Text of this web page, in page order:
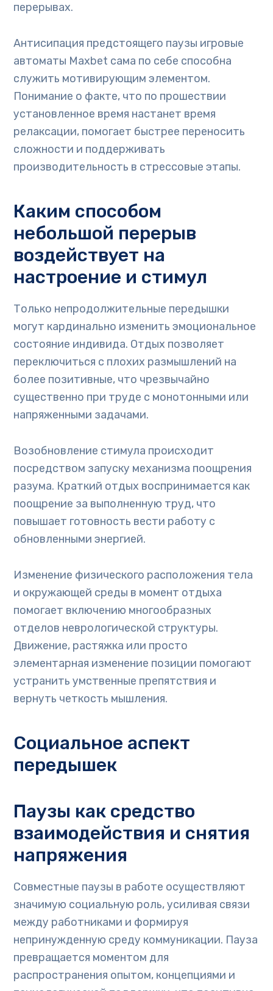
перерывах.
Антисипация предстоящего паузы игровые
автоматы Maxbet сама по себе способна
служить мотивирующим элементом.
Понимание о факте, что по прошествии
установленное время настанет время
релаксации, помогает быстрее переносить
сложности и поддерживать
производительность в стрессовые этапы.
Каким способом
небольшой перерыв
воздействует на
настроение и стимул
Только непродолжительные передышки
могут кардинально изменить эмоциональное
состояние индивида. Отдых позволяет
переключиться с плохих размышлений на
более позитивные, что чрезвычайно
существенно при труде с монотонными или
напряженными задачами.
Возобновление стимула происходит
посредством запуску механизма поощрения
разума. Краткий отдых воспринимается как
поощрение за выполненную труд, что
повышает готовность вести работу с
обновленными энергией.
Изменение физического расположения тела
и окружающей среды в момент отдыха
помогает включению многообразных
отделов неврологической структуры.
Движение, растяжка или просто
элементарная изменение позиции помогают
устранить умственные препятствия и
вернуть четкость мышления.
Социальное аспект
передышек
Паузы как средство
взаимодействия и снятия
напряжения
Совместные паузы в работе осуществляют
значимую социальную роль, усиливая связи
между работниками и формируя
непринужденную среду коммуникации. Пауза
превращается моментом для
распространения опытом, концепциями и